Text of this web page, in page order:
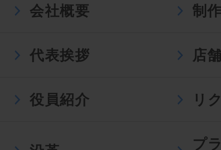
会社概要 制
代表挨拶 店
役員紹介 リ
プ